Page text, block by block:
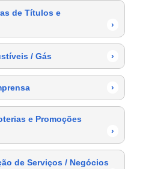
de Títulos e
›
/ Gás ›
›
e Promoções
›
de Serviços / Negócios